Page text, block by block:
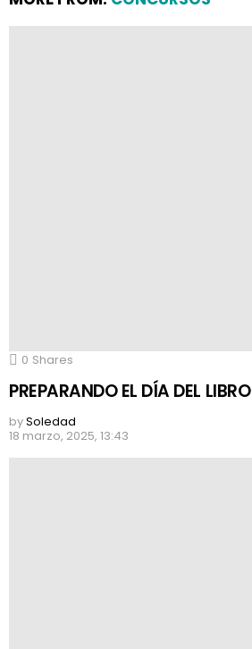
0 Shares
PREPARANDO EL DÍA DEL LIBRO
bySoledad
18 marzo, 2025, 13:43